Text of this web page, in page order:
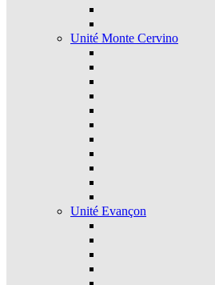
Unité Monte Cervino
Unité Evançon